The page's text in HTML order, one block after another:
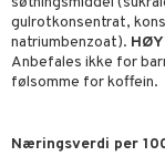
gulrotkonsentrat,
natriumbenzoat).
Anbefales ikke for
følsomme for koffein.
Næringsverdi per